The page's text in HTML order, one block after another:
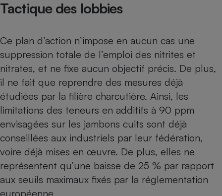
Tactique des lobbies
Ce plan d’action n’impose en aucun cas une
suppression totale de l’emploi des nitrites et
nitrates, et ne fixe aucun objectif précis. De plus,
il ne fait que reprendre des mesures déjà
étudiées par la filière charcutière. Ainsi, les
limitations des teneurs en additifs à 90 ppm
envisagées sur les jambons cuits sont déjà
conseillées aux industriels par leur fédération,
voire déjà mises en œuvre. De plus, elles ne
représentent qu’une baisse de 25 % par rapport
aux seuils maximaux fixés par la réglementation
européenne.